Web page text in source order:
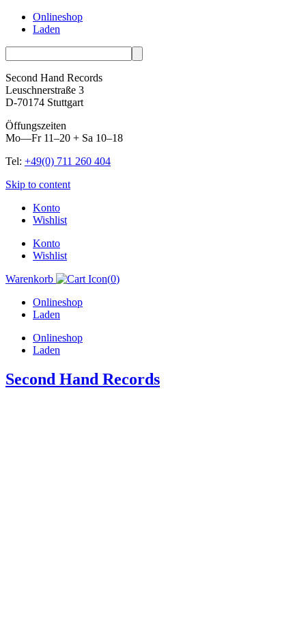
Onlineshop
Laden
Second Hand Records
Leuschnerstraße 3
D-70174 Stuttgart
Öffungszeiten
Mo—Fr 11–20 + Sa 10–18
Tel: +49(0) 711 260 404
Skip to content
Konto
Wishlist
Konto
Wishlist
Warenkorb
(0)
Onlineshop
Laden
Onlineshop
Laden
Second Hand Records